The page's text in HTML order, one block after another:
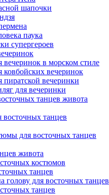
шапочки
паука
супергероев
в морском стиле
вечеринок
вечеринки
для вечеринки
танцев живота
восточных танцев
для восточных танцев
живота
костюмов
танцев
голову для восточных танцев
танцев